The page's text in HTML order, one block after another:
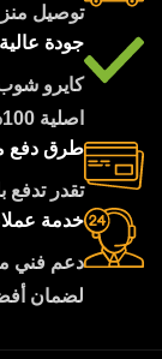
توصيل منزلي
جودة عالية
كايرو
اصلية 100%
طرق دفع
تقدر
خدمة
دعم فني
لضمان